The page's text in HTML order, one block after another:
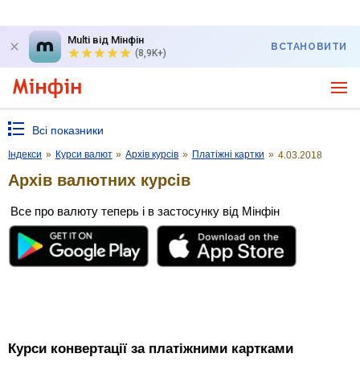
Multi від Мінфін
(8,9K+)
ВСТАНОВИТИ
Всі показники
Індекси » Курси валют » Архів курсів » Платіжні картки » 4.03.2018
Архів валютних курсів
Все про валюту теперь і в застосунку від Мінфін
Курси конвертації за платіжними картками